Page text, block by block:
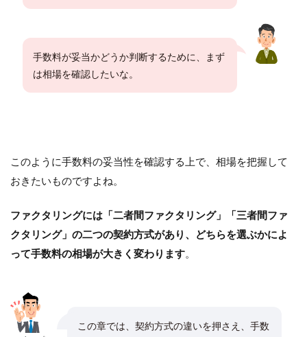
手数料が妥当かどうか判断するために、まず
は相場を確認したいな。
このように手数料の妥当性を確認する上で、相場を把握して
おきたいものですよね。
ファクタリングには「二者間ファクタリング」「三者間ファ
クタリング」の二つの契約方式があり、どちらを選ぶかによ
って手数料の相場が大きく変わります。
この章では、契約方式の違いを押さえ、手数